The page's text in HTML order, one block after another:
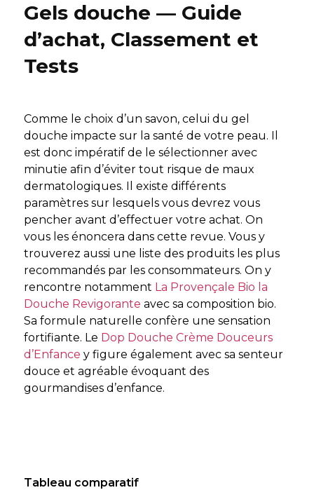
Gels douche — Guide
d’achat, Classement et
Tests
Comme le choix d’un savon, celui du gel
douche impacte sur la santé de votre peau. Il
est donc impératif de le sélectionner avec
minutie afin d’éviter tout risque de maux
dermatologiques. Il existe différents
paramètres sur lesquels vous devrez vous
pencher avant d’effectuer votre achat. On
vous les énoncera dans cette revue. Vous y
trouverez aussi une liste des produits les plus
recommandés par les consommateurs. On y
rencontre notamment La Provençale Bio la
Douche Revigorante avec sa composition bio.
Sa formule naturelle confère une sensation
fortifiante. Le Dop Douche Crème Douceurs
d’Enfance y figure également avec sa senteur
douce et agréable évoquant des
gourmandises d’enfance.
Tableau comparatif